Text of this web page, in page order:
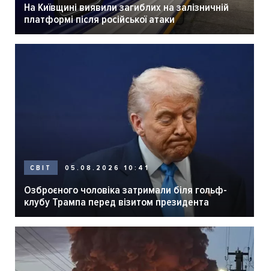
На Київщині виявили загиблих на залізничній
платформі після російської атаки
СВІТ 05.08.2026 10:41
Озброєного чоловіка затримали біля гольф-
клубу Трампа перед візитом президента